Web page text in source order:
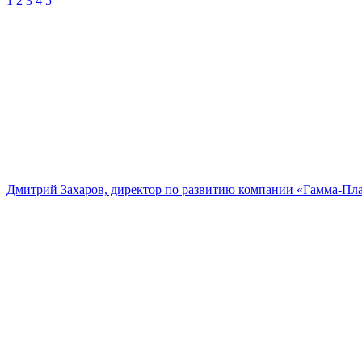
Дмитрий Захаров, директор по развитию компании «Гамма-